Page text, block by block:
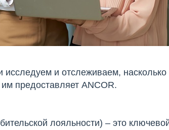
исследуем и отслеживаем,
предоставляет ANCOR.
лояльности) – это